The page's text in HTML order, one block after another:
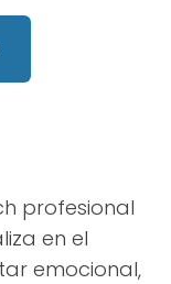
profesional
en el
emocional,